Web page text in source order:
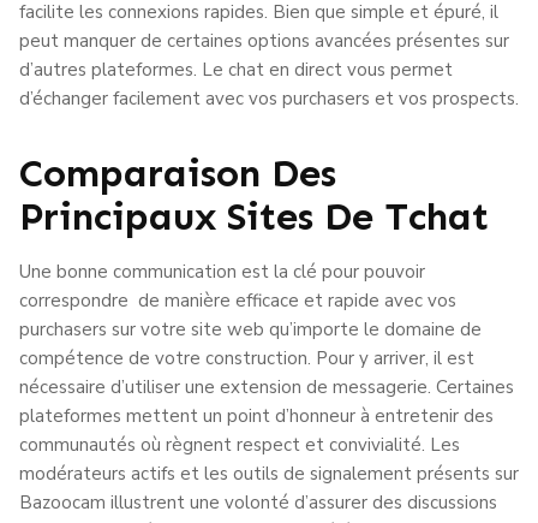
facilite les connexions rapides. Bien que simple et épuré, il
peut manquer de certaines options avancées présentes sur
d’autres plateformes. Le chat en direct vous permet
d’échanger facilement avec vos purchasers et vos prospects.
Comparaison Des
Principaux Sites De Tchat
Une bonne communication est la clé pour pouvoir
correspondre de manière efficace et rapide avec vos
purchasers sur votre site web qu’importe le domaine de
compétence de votre construction. Pour y arriver, il est
nécessaire d’utiliser une extension de messagerie. Certaines
plateformes mettent un point d’honneur à entretenir des
communautés où règnent respect et convivialité. Les
modérateurs actifs et les outils de signalement présents sur
Bazoocam illustrent une volonté d’assurer des discussions